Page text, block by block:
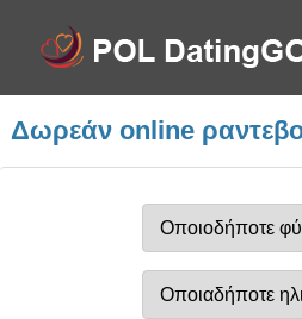
Δωρεάν online